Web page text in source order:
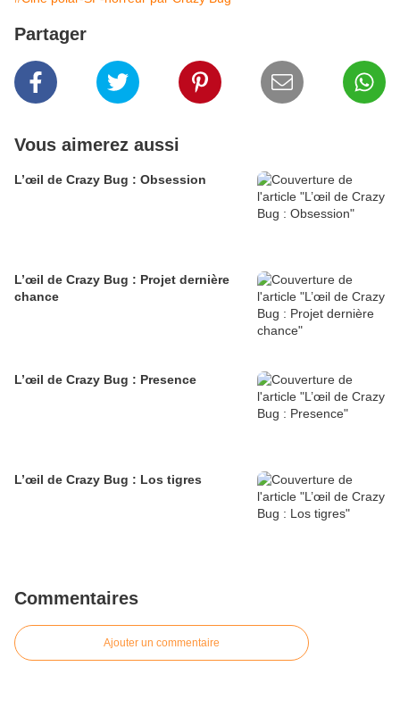
Partager
Vous aimerez aussi
L’œil de Crazy Bug : Obsession
L’œil de Crazy Bug : Projet dernière
chance
L’œil de Crazy Bug : Presence
L’œil de Crazy Bug : Los tigres
Commentaires
Ajouter un commentaire